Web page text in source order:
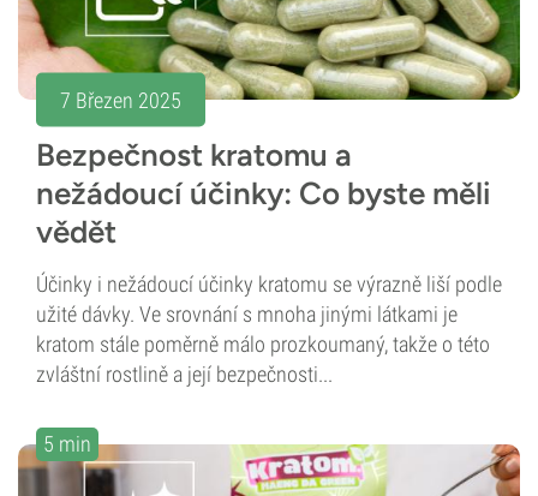
7 Březen 2025
Bezpečnost kratomu a
nežádoucí účinky: Co byste měli
vědět
Účinky i nežádoucí účinky kratomu se výrazně liší podle
užité dávky. Ve srovnání s mnoha jinými látkami je
kratom stále poměrně málo prozkoumaný, takže o této
zvláštní rostlině a její bezpečnosti...
5 min